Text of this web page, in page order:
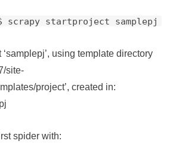
scrapy startproject samplepj
using template directory
site-
project’, created in:
spider with: